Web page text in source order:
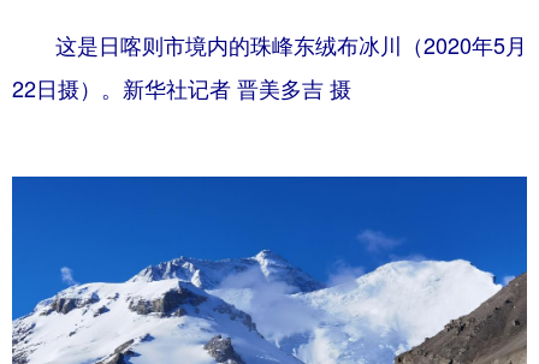
这是日喀则市境内的珠峰东绒布冰川（2020年5月
22日摄）。新华社记者 晋美多吉 摄